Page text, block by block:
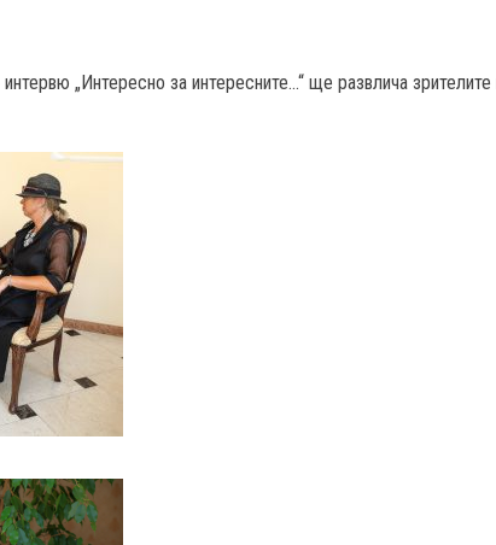
„Интересно за интересните…“ ще развлича